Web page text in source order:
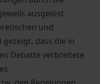
ausgelöst
und
dass die in
Debatte verbreitete